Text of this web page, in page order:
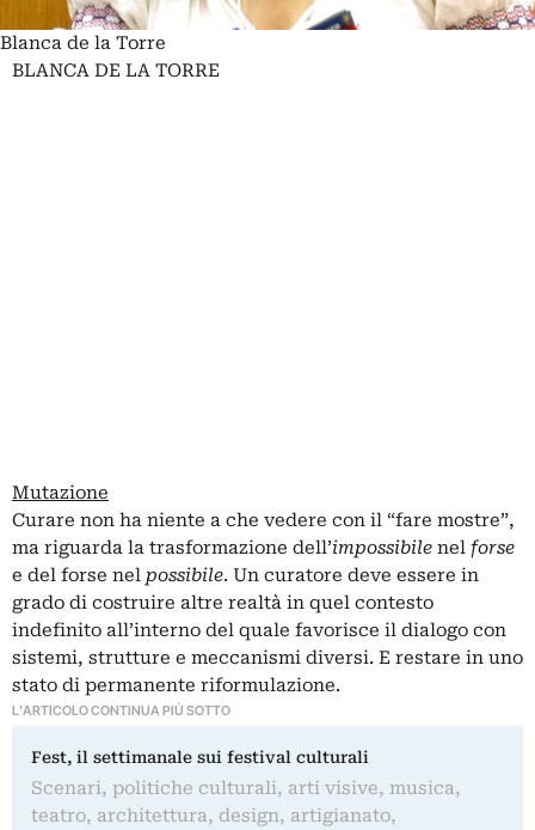
Blanca de la Torre
BLANCA DE LA TORRE
Mutazione
Curare non ha niente a che vedere con il “fare mostre”,
ma riguarda la trasformazione dell’impossibile nel forse
e del forse nel possibile. Un curatore deve essere in
grado di costruire altre realtà in quel contesto
indefinito all’interno del quale favorisce il dialogo con
sistemi, strutture e meccanismi diversi. E restare in uno
stato di permanente riformulazione.
L'ARTICOLO CONTINUA PIÙ SOTTO
Fest, il settimanale sui festival culturali
Scenari, politiche culturali, arti visive, musica,
teatro, architettura, design, artigianato,